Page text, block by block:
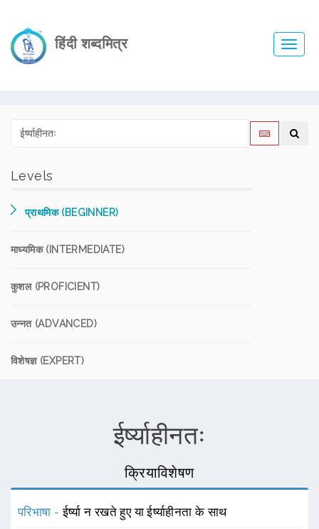
हिंदी शब्दमित्र
Levels
प्राथमिक (BEGINNER)
माध्यमिक (INTERMEDIATE)
कुशल (PROFICIENT)
उन्नत (ADVANCED)
विशेषज्ञ (EXPERT)
ईर्ष्याहीनतः
क्रियाविशेषण
परिभाषा -ईर्ष्या न रखते हुए या ईर्ष्याहीनता के साथ